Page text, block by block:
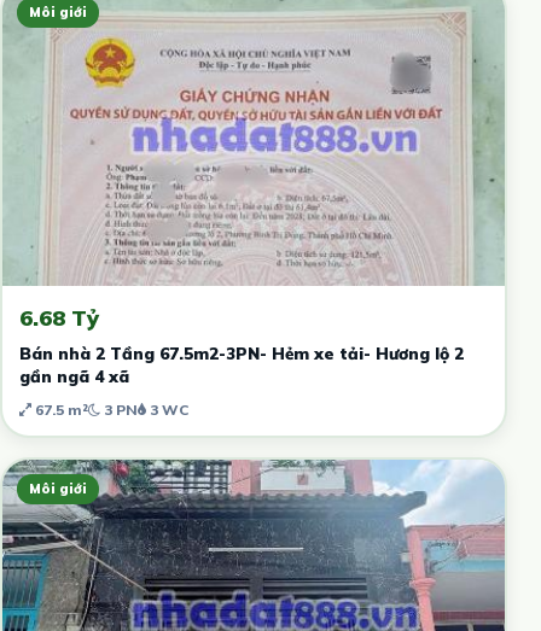
Môi giới
6.68 Tỷ
Bán nhà 2 Tầng 67.5m2-3PN- Hẻm xe tải- Hương lộ 2
gần ngã 4 xã
67.5 m² 3 PN 3 WC
Môi giới